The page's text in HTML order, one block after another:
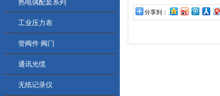
热电偶配套系列
工业压力表
管阀件 阀门
通讯光缆
无纸记录仪
分享到：